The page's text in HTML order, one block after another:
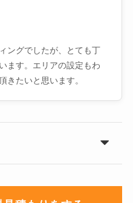
ングでしたが、とても丁
ます。エリアの設定もわ
きたいと思います。